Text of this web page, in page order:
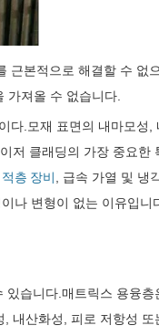
본적으로 해결할 수 없
가져올 수 없습니다.
다.모재 표면의 내마모성,
저 클래딩의 가장 중요한
층 장비, 급속 가열 및 냉
나 변형이 없는 이유입니
습니다.매트릭스 용융
내산화성, 피로 저항성